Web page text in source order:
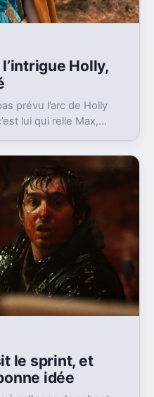
Holly,
prévu l’arc de Holly
lui qui relie Max,
le sprint, et
idée